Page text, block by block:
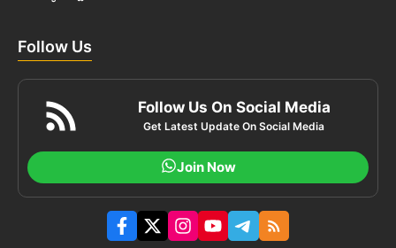
Follow Us
Follow Us On Social Media
Get Latest Update On Social Media
Join Now